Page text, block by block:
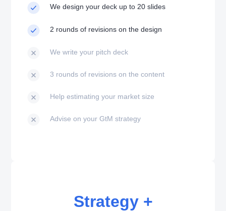
We design your deck up to 20 slides
2 rounds of revisions on the design
We write your pitch deck
3 rounds of revisions on the content
Help estimating your market size
Advise on your GtM strategy
Strategy +